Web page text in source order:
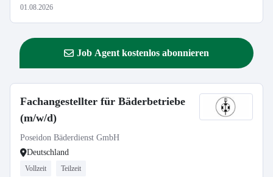
01.08.2026
Job Agent kostenlos abonnieren
Fachangestellter für Bäderbetriebe
(m/w/d)
Poseidon Bäderdienst GmbH
Deutschland
Vollzeit Teilzeit